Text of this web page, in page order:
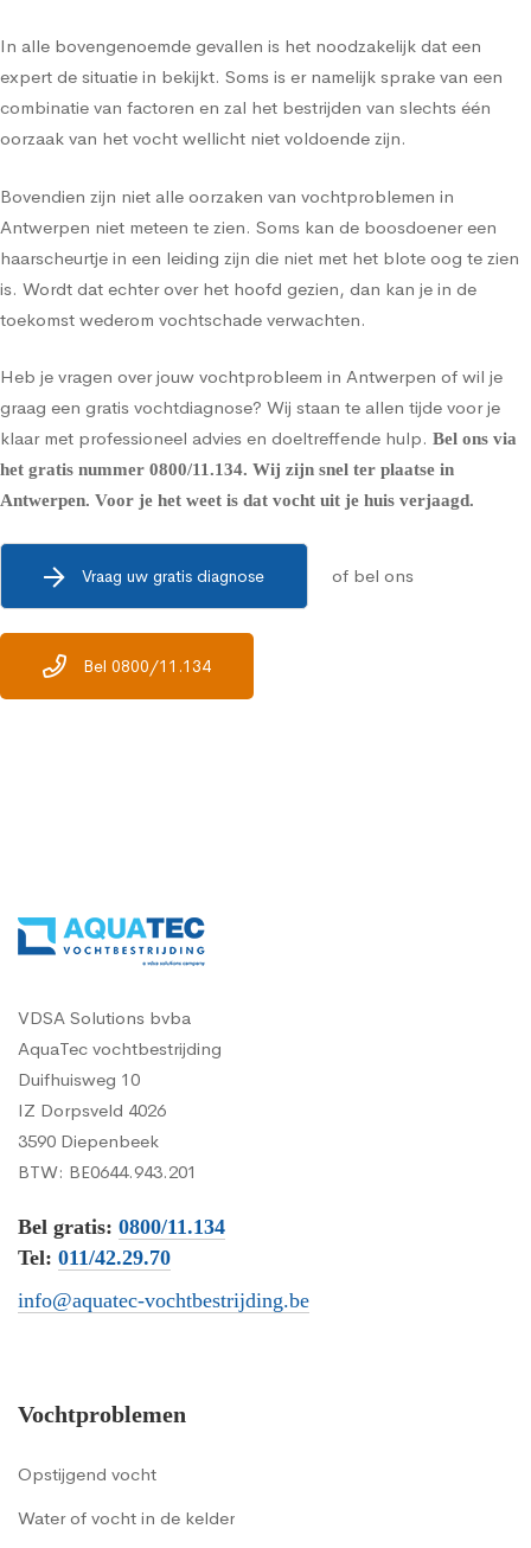
In alle bovengenoemde gevallen is het noodzakelijk dat een
expert de situatie in bekijkt. Soms is er namelijk sprake van een
combinatie van factoren en zal het bestrijden van slechts één
oorzaak van het vocht wellicht niet voldoende zijn.
Bovendien zijn niet alle oorzaken van vochtproblemen in
Antwerpen niet meteen te zien. Soms kan de boosdoener een
haarscheurtje in een leiding zijn die niet met het blote oog te zien
is. Wordt dat echter over het hoofd gezien, dan kan je in de
toekomst wederom vochtschade verwachten.
Heb je vragen over jouw vochtprobleem in Antwerpen of wil je
graag een gratis vochtdiagnose? Wij staan te allen tijde voor je
klaar met professioneel advies en doeltreffende hulp. Bel ons via
het gratis nummer 0800/11.134. Wij zijn snel ter plaatse in
Antwerpen. Voor je het weet is dat vocht uit je huis verjaagd.
Vraag uw gratis diagnose of bel ons
Bel 0800/11.134
VDSA Solutions bvba
AquaTec vochtbestrijding
Duifhuisweg 10
IZ Dorpsveld 4026
3590 Diepenbeek
BTW: BE0644.943.201
Bel gratis: 0800/11.134
Tel: 011/42.29.70
info@aquatec-vochtbestrijding.be
Vochtproblemen
Opstijgend vocht
Water of vocht in de kelder